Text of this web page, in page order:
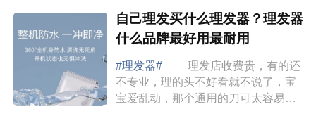
自己理发买什么理发器？理发器
什么品牌最好用最耐用
#理发器#
理发店收费贵，有的还
不专业，理的头不好看就不说了，宝
宝爱乱动，那个通用的刀可太容易划